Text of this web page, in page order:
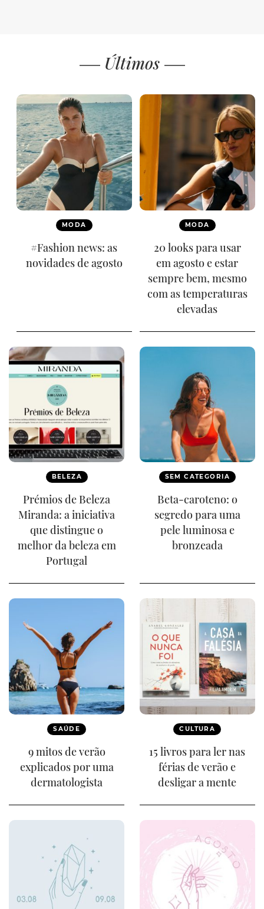
Últimos
MODA
#Fashion news: as
novidades de agosto
MODA
20 looks para usar
em agosto e estar
sempre bem, mesmo
com as temperaturas
elevadas
BELEZA
Prémios de Beleza
Miranda: a iniciativa
que distingue o
melhor da beleza em
Portugal
SEM CATEGORIA
Beta-caroteno: o
segredo para uma
pele luminosa e
bronzeada
SAÚDE
9 mitos de verão
explicados por uma
dermatologista
CULTURA
15 livros para ler nas
férias de verão e
desligar a mente